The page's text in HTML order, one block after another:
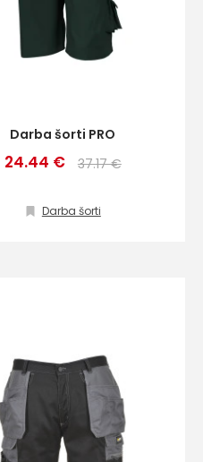
Darba šorti PRO
24.44 € 37.17 €
Darba šorti